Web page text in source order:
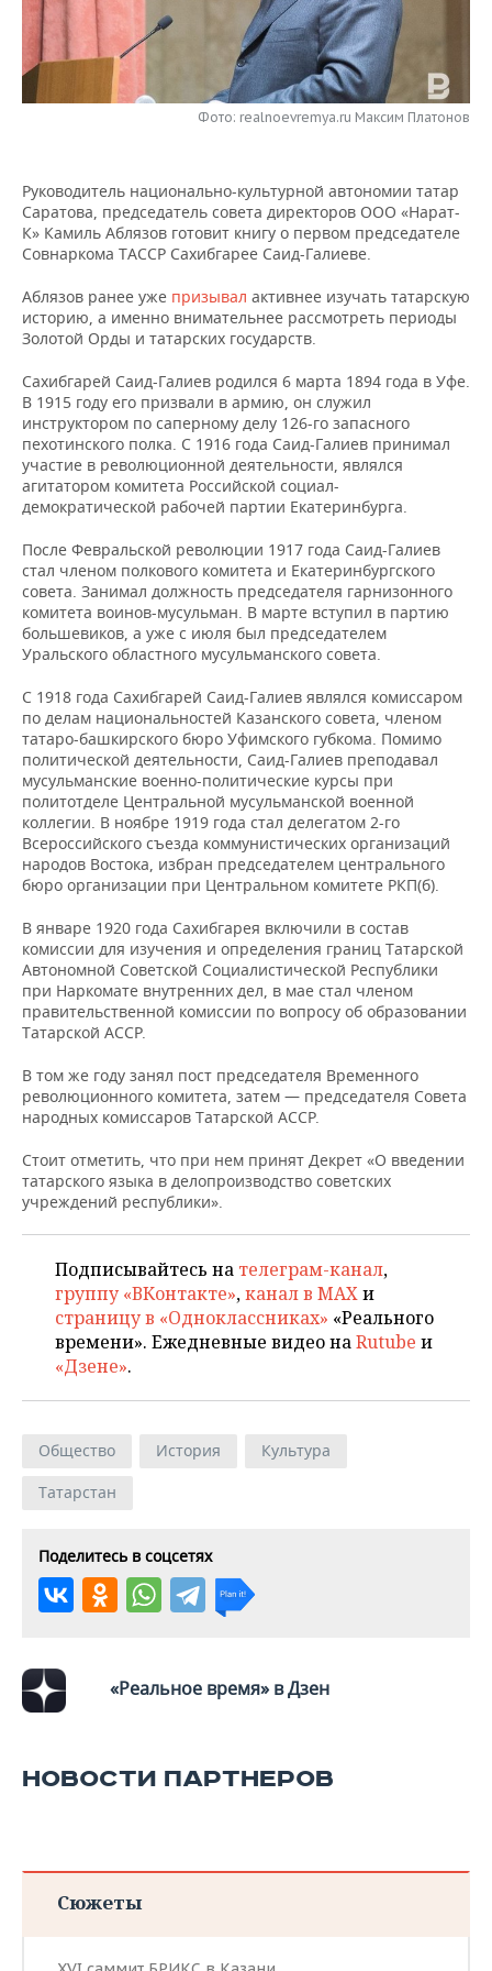
НЕФТЕХИМИЯ
НЕФТЬ
ОПК
РОЗНИЧНАЯ ТОРГОВЛЯ
ТРАНСПОРТ
НОВОСТИ ТЕХНОЛОГИЙ
IT
ТЕЛЕКОММУНИКАЦИИ
МЕРОПРИЯТИЯ
НОВОСТИ МЕРОПРИЯТИЙ
БИЗНЕС-БРАНЧИ
ONLINE-КОНФЕРЕНЦИИ
ОТКРЫТАЯ ЛЕКЦИЯ
СПОРТ
ФУТБОЛ
ХОККЕЙ
БАСКЕТБОЛ
ВОЛЕЙБОЛ
КИБЕРСПОРТ
ФИГУРНОЕ КАТАНИЕ
ВОДНЫЕ ВИДЫ СПОРТА
ХОККЕЙ С МЯЧОМ
НОВОСТИ ОБЩЕСТВА
ВЛАСТЬ
ИНФРАСТРУКТУРА
ИСТОРИЯ
КУЛЬТУРА
МЕДИЦИНА
ОБРАЗОВАНИЕ
ПРОИСШЕСТВИЯ
ФОТОГАЛЕРЕЯ
СЮЖЕТЫ
СПРАВОЧНИК
СПИСОК ПЕРСОН
СПИСОК КОМПАНИЙ
ПОЛНАЯ ВЕРСИЯ
Фото: realnoevremya.ru Максим Платонов
Руководитель национально-культурной автономии татар
Саратова, председатель совета директоров ООО «Нарат-
К» Камиль Аблязов готовит книгу о первом председателе
Совнаркома ТАССР Сахибгарее Саид-Галиеве.
Аблязов ранее уже призывал активнее изучать татарскую
историю, а именно внимательнее рассмотреть периоды
Золотой Орды и татарских государств.
Сахибгарей Саид-Галиев родился 6 марта 1894 года в Уфе.
В 1915 году его призвали в армию, он служил
инструктором по саперному делу 126-го запасного
пехотинского полка. С 1916 года Саид-Галиев принимал
участие в революционной деятельности, являлся
агитатором комитета Российской социал-
демократической рабочей партии Екатеринбурга.
После Февральской революции 1917 года Саид-Галиев
стал членом полкового комитета и Екатеринбургского
совета. Занимал должность председателя гарнизонного
комитета воинов-мусульман. В марте вступил в партию
большевиков, а уже с июля был председателем
Уральского областного мусульманского совета.
С 1918 года Сахибгарей Саид-Галиев являлся комиссаром
по делам национальностей Казанского совета, членом
татаро-башкирского бюро Уфимского губкома. Помимо
политической деятельности, Саид-Галиев преподавал
мусульманские военно-политические курсы при
политотделе Центральной мусульманской военной
коллегии. В ноябре 1919 года стал делегатом 2-го
Всероссийского съезда коммунистических организаций
народов Востока, избран председателем центрального
бюро организации при Центральном комитете РКП(б).
В январе 1920 года Сахибгарея включили в состав
комиссии для изучения и определения границ Татарской
Автономной Советской Социалистической Республики
при Наркомате внутренних дел, в мае стал членом
правительственной комиссии по вопросу об образовании
Татарской АССР.
В том же году занял пост председателя Временного
революционного комитета, затем — председателя Совета
народных комиссаров Татарской АССР.
Стоит отметить, что при нем принят Декрет «О введении
татарского языка в делопроизводство советских
учреждений республики».
Подписывайтесь на телеграм-канал,
группу «ВКонтакте»,канал в MAXи
страницу в «Одноклассниках» «Реального
времени». Ежедневные видео наRutube и
«Дзене».
Общество История
Культура
Татарстан
Поделитесь в соцсетях
«Реальное время» в Дзен
НОВОСТИ ПАРТНЕРОВ
Сюжеты